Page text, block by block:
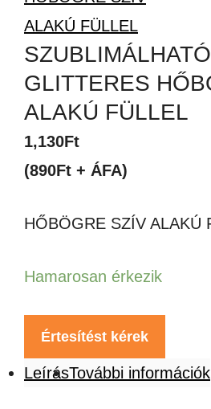
SZUBLIMÁLHATÓ
GLITTERES
ALAKÚ FÜLLEL
1,130Ft
(890Ft + ÁFA)
HŐBÖGRE SZÍV ALAKÚ
Hamarosan érkezik
Értesítést kérek
LeírásTovábbi információk